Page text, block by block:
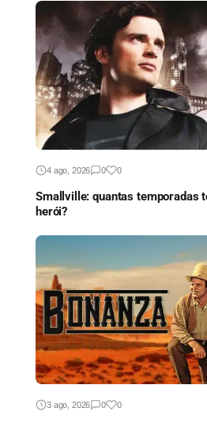
4 ago, 2026 0 0
Smallville: quantas temporadas
herói?
3 ago, 2026 0 0